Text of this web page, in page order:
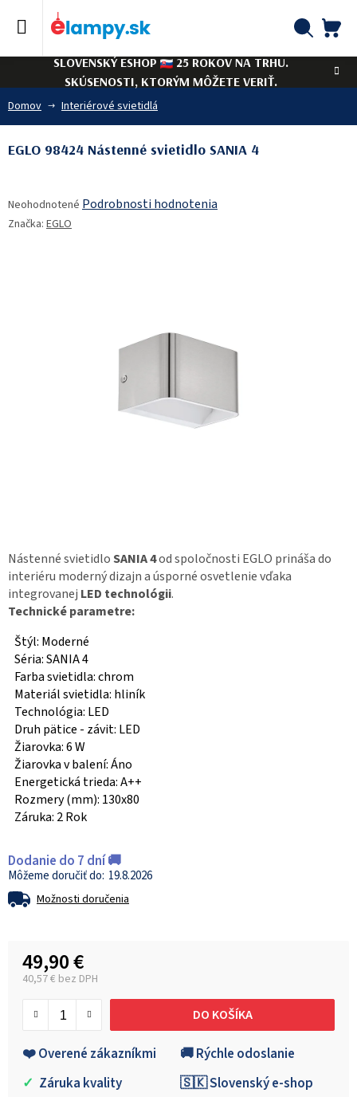
SLOVENSKÝ ESHOP
25 ROKOV NA TRHU.
SKÚSENOSTI, KTORÝM MÔŽETE VERIŤ.
Domov Interiérové svietidlá
Nástenné svietidloSANIA 4od spoločnosti EGLO prináša do
interiéru moderný dizajn a úsporné osvetlenie vďaka
integrovanej LED technológii.
Technické parametre:
Štýl: Moderné
Séria: SANIA 4
Farba svietidla: chrom
Materiál svietidla: hliník
Technológia: LED
Druh pätice - závit: LED
Žiarovka: 6 W
Žiarovka v balení: Áno
Energetická trieda: A++
Rozmery (mm): 130x80
Záruka: 2 Rok
Dodanie do 7 dní 🚚
19.8.2026
Možnosti doručenia
49,90 €
40,57 € bez DPH
DO KOŠÍKA
❤️ Overené zákazníkmi
🚚 Rýchle odoslanie
✓ Záruka kvality 🇸🇰 Slovenský e-shop
EGLO 98424 Nástenné svietidlo SANIA 4
hodnotenie
produktu
Neohodnotené Podrobnosti hodnotenia
Značka: EGLO